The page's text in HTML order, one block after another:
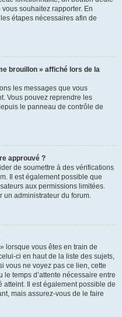
souhaitez rapporter. En
étapes nécessaires afin de
brouillon » affiché lors de la
les messages que vous
Vous pouvez reprendre les
le panneau de contrôle de
approuvé ?
de soumettre à des vérifications
Il est également possible que
aux permissions limitées.
un administrateur du forum.
lorsque vous êtes en train de
ci en haut de la liste des sujets,
vous ne voyez pas ce lien, cette
temps d’attente nécessaire entre
atteint. Il est également possible de
mais assurez-vous de le faire